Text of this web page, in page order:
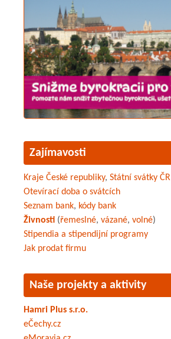
Zajímavosti
Kraje České republiky, Státní svátky ČR
Otevírací doba o svátcích
Seznam bank, kódy bank
Živnosti (řemeslné, vázané, volné)
Stipendia a stipendijní programy
Jak prodat firmu
Naše projekty a aktivity
Hamri Plus s.r.o.
eČechy.cz